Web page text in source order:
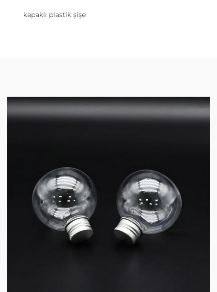
kapaklı plastik şişe